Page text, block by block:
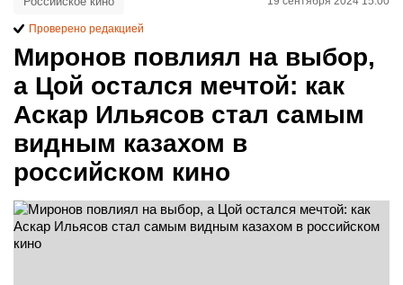
Миронов повлиял на выбор,
а Цой остался мечтой: как
Аскар Ильясов стал самым
видным казахом в
российском кино
Проверено редакцией